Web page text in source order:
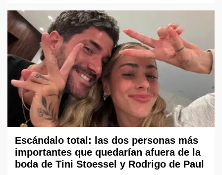
Escándalo total: las dos personas más
importantes que quedarían afuera de la
boda de Tini Stoessel y Rodrigo de Paul